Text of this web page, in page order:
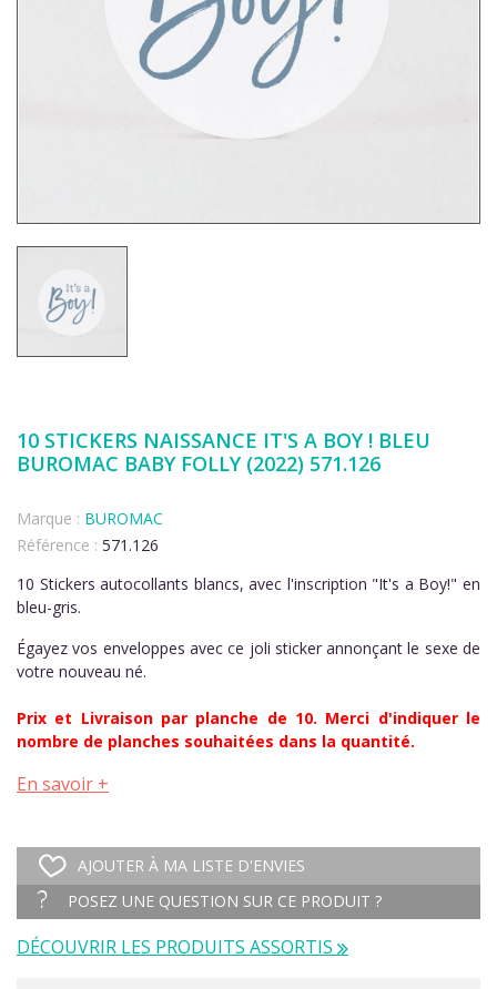
10 STICKERS NAISSANCE IT'S A BOY ! BLEU
BUROMAC BABY FOLLY (2022) 571.126
Marque : BUROMAC
Référence : 571.126
10 Stickers autocollants blancs, avec l'inscription "It's a Boy!" en
bleu-gris.
Égayez vos enveloppes avec ce joli sticker annonçant le sexe de
votre nouveau né.
Prix et Livraison par planche de 10. Merci d'indiquer le
nombre de planches souhaitées dans la quantité.
En savoir +
AJOUTER À MA LISTE D'ENVIES
POSEZ UNE QUESTION SUR CE PRODUIT ?
DÉCOUVRIR LES PRODUITS ASSORTIS